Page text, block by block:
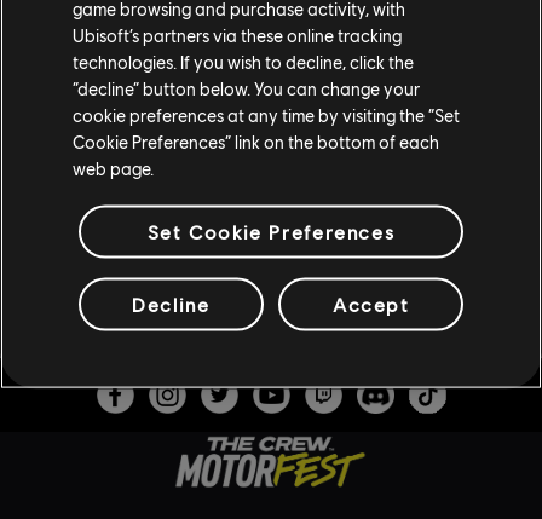
Już teraz kup grę The Crew Motorfest i dołącz do nigdy
niekończącego się festiwalu kultury motoryzacyjnej!
Oferta dostępna na PlayStation®5, PlayStation®4, Xbox
Series X|S, Xbox One oraz PC, lub w ramach subskrypcji
KUP TERAZ
game browsing and purchase activity, with
Ubisoft’s partners via these online tracking
technologies. If you wish to decline, click the
“decline” button below. You can change your
cookie preferences at any time by visiting the “Set
Cookie Preferences” link on the bottom of each
web page.
Set Cookie Preferences
Decline Accept